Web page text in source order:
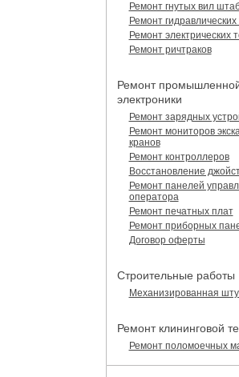
Ремонт гнутых вил
Ремонт
Ремонт электрических
Ремонт ричтраков
Ремонт
электроники
Ремонт зарядных
Ремонт мониторов
кранов
Ремонт контроллеров
Восстановление
Ремонт панелей
оператора
Ремонт печатных плат
Ремонт приборных
Договор оферты
Строительные работы
Механизированная
Ремонт клининговой
Ремонт поломоечных